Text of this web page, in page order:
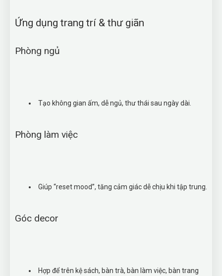
Ứng dụng trang trí & thư giãn
Phòng ngủ
Tạo không gian ấm, dễ ngủ, thư thái sau ngày dài.
Phòng làm việc
Giúp “reset mood”, tăng cảm giác dễ chịu khi tập trung.
Góc decor
Hợp để trên kệ sách, bàn trà, bàn làm việc, bàn trang